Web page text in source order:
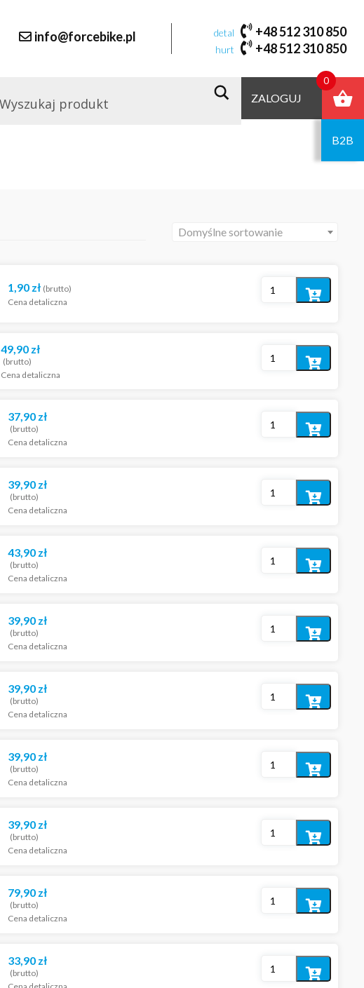
info@forcebike.pl detal +48 512 310 850
hurt +48 512 310 850
ZALOGUJ
B2B
Domyślne sortowanie
1,90 zł (brutto)
Cena detaliczna
Dodaj
49,90 zł
(brutto)
Cena detaliczna
Dodaj
37,90 zł
(brutto)
Cena detaliczna
Dodaj
39,90 zł
(brutto)
Cena detaliczna
Dodaj
43,90 zł
(brutto)
Cena detaliczna
Dodaj
39,90 zł
(brutto)
Cena detaliczna
Dodaj
39,90 zł
(brutto)
Cena detaliczna
Dodaj
39,90 zł
(brutto)
Cena detaliczna
Dodaj
39,90 zł
(brutto)
Cena detaliczna
Dodaj
79,90 zł
(brutto)
Cena detaliczna
Dodaj
33,90 zł
(brutto)
Dodaj
0